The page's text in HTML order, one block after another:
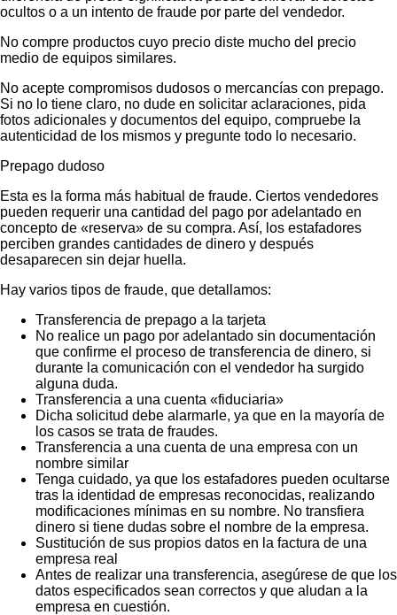
ocultos o a un intento de fraude por parte del vendedor.
No compre productos cuyo precio diste mucho del precio
medio de equipos similares.
No acepte compromisos dudosos o mercancías con prepago.
Si no lo tiene claro, no dude en solicitar aclaraciones, pida
fotos adicionales y documentos del equipo, compruebe la
autenticidad de los mismos y pregunte todo lo necesario.
Prepago dudoso
Esta es la forma más habitual de fraude. Ciertos vendedores
pueden requerir una cantidad del pago por adelantado en
concepto de «reserva» de su compra. Así, los estafadores
perciben grandes cantidades de dinero y después
desaparecen sin dejar huella.
Hay varios tipos de fraude, que detallamos:
Transferencia de prepago a la tarjeta
No realice un pago por adelantado sin documentación
que confirme el proceso de transferencia de dinero, si
durante la comunicación con el vendedor ha surgido
alguna duda.
Transferencia a una cuenta «fiduciaria»
Dicha solicitud debe alarmarle, ya que en la mayoría de
los casos se trata de fraudes.
Transferencia a una cuenta de una empresa con un
nombre similar
Tenga cuidado, ya que los estafadores pueden ocultarse
tras la identidad de empresas reconocidas, realizando
modificaciones mínimas en su nombre. No transfiera
dinero si tiene dudas sobre el nombre de la empresa.
Sustitución de sus propios datos en la factura de una
empresa real
Antes de realizar una transferencia, asegúrese de que los
datos especificados sean correctos y que aludan a la
empresa en cuestión.